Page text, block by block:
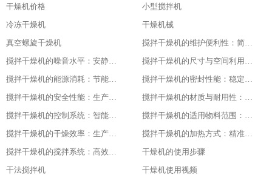
干燥机价格
小型搅拌机
冷冻干燥机
干燥机械
真空螺旋干燥机
搅拌干燥机的维护便利性：简单易操作
搅拌干燥机的噪音水平：安静的工作环境
搅拌干燥机的尺寸与空间利用：灵活适应不同场地
搅拌干燥机的能源消耗：节能与高效的平衡
搅拌干燥机的密封性能：稳定干燥的关键
搅拌干燥机的安全性能：生产中的首要保障
搅拌干燥机的材质与耐用性：品质的坚实基础
搅拌干燥机的控制系统：智能化的操作体验
搅拌干燥机的适用物料范围：广泛的适应性
搅拌干燥机的干燥效率：生产效益的保障
搅拌干燥机的加热方式：精准控温的关键
搅拌干燥机的搅拌系统：高效混合的核心
干燥机的使用步骤
干法搅拌机
干燥机使用视频